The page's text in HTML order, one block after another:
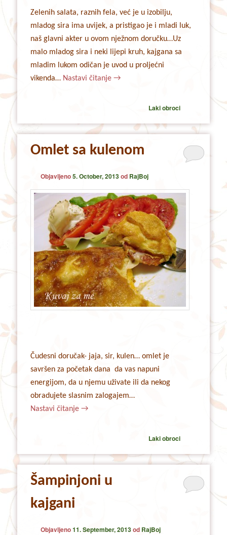
Zelenih salata, raznih fela, već je u izobilju,
mladog sira ima uvijek, a pristigao je i mladi luk,
naš glavni akter u ovom nježnom doručku…Uz
malo mladog sira i neki lijepi kruh, kajgana sa
mladim lukom odičan je uvod u proljećni
vikenda… Nastavi čitanje→
Laki obroci
Omlet sa kulenom
Objavljeno5. October, 2013od RajBoj
Čudesni doručak- jaja, sir, kulen… omlet je
savršen za početak dana da vas napuni
energijom, da u njemu uživate ili da nekog
obradujete slasnim zalogajem…
Nastavi čitanje→
Laki obroci
Šampinjoni u
kajgani
Objavljeno11. September, 2013od RajBoj